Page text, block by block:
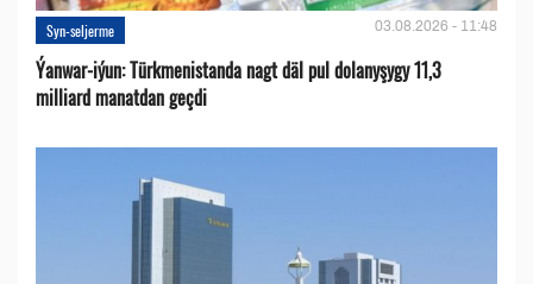
Syn-seljerme 03.08.2026 - 11:48
Ýanwar-iýun: Türkmenistanda nagt däl pul dolanyşygy 11,3
milliard manatdan geçdi